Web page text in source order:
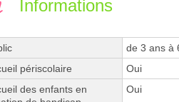
Informations
de 3 ans à
périscolaire
Oui
des enfants en
Oui